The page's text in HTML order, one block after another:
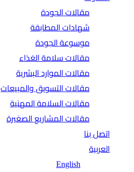
مقالات الجودة
شهادات المطابقة
موسوعة الجودة
مقالات سلامة الغذاء
مقالات الموارد البشرية
مقالات التسويق والمبيعات
مقالات السلامة المهنية
مقالات المشاريع الصغيرة
اتصل بنا
العربية
English